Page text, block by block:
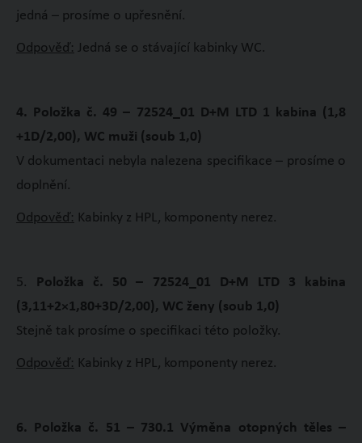
jedná – prosíme o upřesnění.
Odpověď: Jedná se o stávající kabinky WC.
4. Položka č. 49 – 72524_01 D+M LTD 1 kabina (1,8
+1D/2,00), WC muži (soub 1,0)
V dokumentaci nebyla nalezena specifikace – prosíme o
doplnění.
Odpověď: Kabinky z HPL, komponenty nerez.
5. Položka č. 50 – 72524_01 D+M LTD 3 kabina
(3,11+2×1,80+3D/2,00), WC ženy (soub 1,0)
Stejně tak prosíme o specifikaci této položky.
Odpověď: Kabinky z HPL, komponenty nerez.
6. Položka č. 51 – 730.1 Výměna otopných těles –